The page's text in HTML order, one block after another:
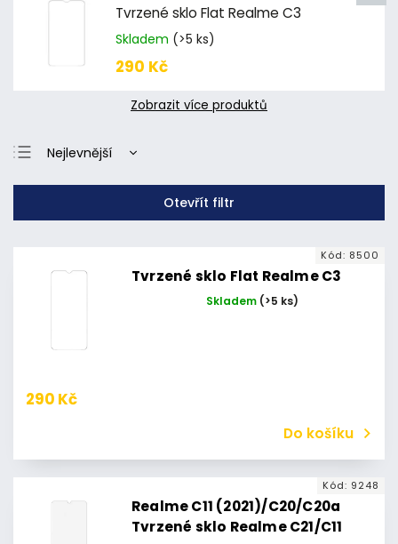
Tvrzené sklo Flat Realme C3
Skladem (>5 ks)
290 Kč
Zobrazit více produktů
Nejlevnější
Nejdražší
Otevřít filtr
Tvrzené sklo Flat Realme C3
Skladem (>5 ks)
290 Kč
Do košíku
Kód: 8500
Realme C11 (2021)/C20/C20a
Tvrzené sklo Realme C21/C11
Kód: 9248